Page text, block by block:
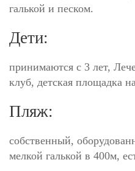
галькой и песком.
Дети:
принимаются с 3 лет,
клуб, детская площадка
Пляж:
собственный,
мелкой галькой в 400м,